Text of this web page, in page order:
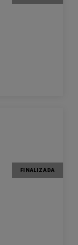
FINALIZADA